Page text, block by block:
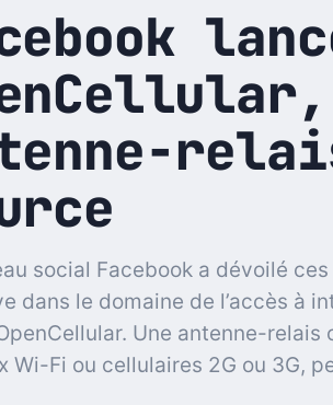
social Facebook a dévoilé
dans le domaine de l’accès à
Une antenne-relais
Wi-Fi ou cellulaires 2G ou 3G,